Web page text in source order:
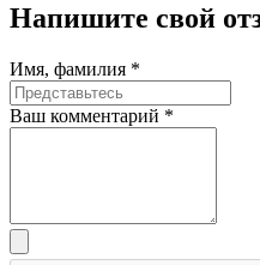
Напишите свой
Имя, фамилия *
Ваш комментарий *